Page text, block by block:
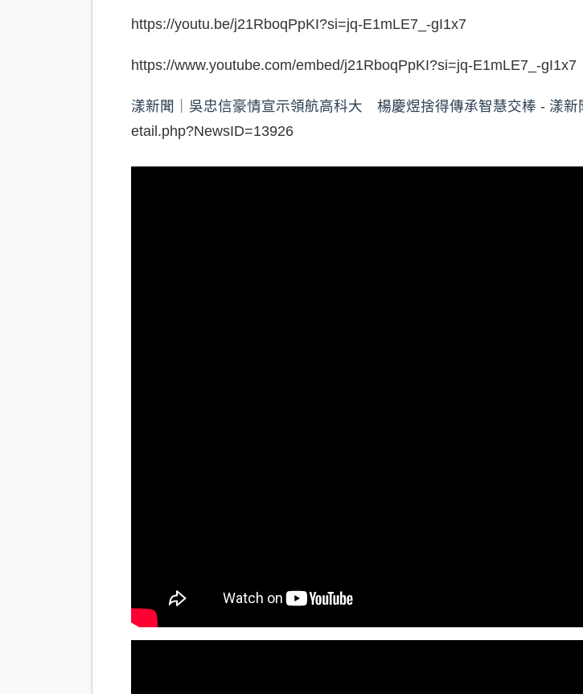
https://youtu.be/j21RboqPpKI?si=jq-E1mLE7_-gI1x7
https://www.youtube.com/embed/j21RboqPpKI?si=jq-E1mLE7_-gI1x7
漾新聞｜吳忠信豪情宣示領航高科大 楊慶煜捨得傳承智慧交棒 - 漾新
etail.php?NewsID=13926